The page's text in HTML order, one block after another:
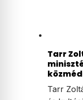
Tarr
Tarr